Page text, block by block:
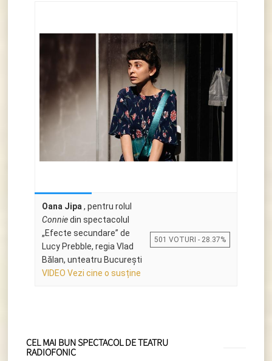
Oana Jipa , pentru rolul
Conniedin spectacolul
„Efecte secundare” de
Lucy Prebble, regia Vlad
Bălan, unteatru Bucureşti
VIDEO Vezi cine o susține
501 VOTURI - 28.37%
CEL MAI BUN SPECTACOL DE TEATRU
RADIOFONIC